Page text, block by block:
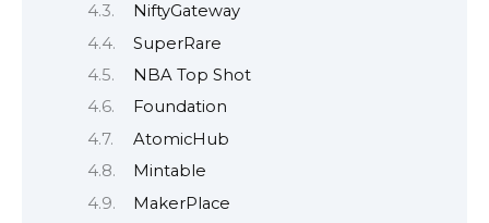
NiftyGateway
SuperRare
NBA Top Shot
Foundation
AtomicHub
Mintable
MakerPlace